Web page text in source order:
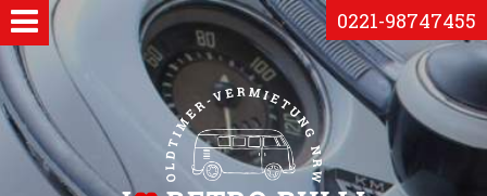
0221-98747455